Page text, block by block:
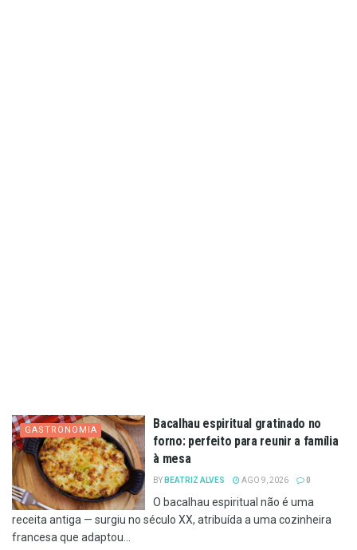
GASTRONOMIA
Bacalhau espiritual gratinado no
forno: perfeito para reunir a família
à mesa
BY BEATRIZ ALVES AGO 9, 2026 0
O bacalhau espiritual não é uma
receita antiga — surgiu no século XX, atribuída a uma cozinheira
francesa que adaptou...